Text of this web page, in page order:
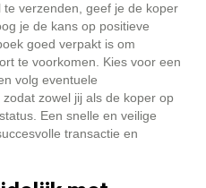
verzenden, geef je de koper
je de kans op positieve
goed verpakt is om
te voorkomen. Kies voor een
volg eventuele
zowel jij als de koper op
Een snelle en veilige
transactie en